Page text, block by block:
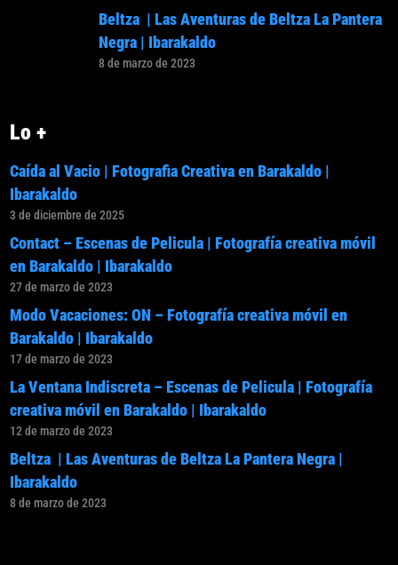
Beltza | Las Aventuras de Beltza La Pantera
Negra | Ibarakaldo
8 de marzo de 2023
Lo +
Caída al Vacio | Fotografia Creativa en Barakaldo |
Ibarakaldo
3 de diciembre de 2025
Contact – Escenas de Pelicula | Fotografía creativa móvil
en Barakaldo | Ibarakaldo
27 de marzo de 2023
Modo Vacaciones: ON – Fotografía creativa móvil en
Barakaldo | Ibarakaldo
17 de marzo de 2023
La Ventana Indiscreta – Escenas de Pelicula | Fotografía
creativa móvil en Barakaldo | Ibarakaldo
12 de marzo de 2023
Beltza | Las Aventuras de Beltza La Pantera Negra |
Ibarakaldo
8 de marzo de 2023